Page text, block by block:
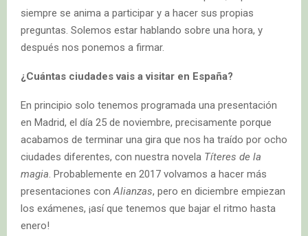
siempre se anima a participar y a hacer sus propias
preguntas. Solemos estar hablando sobre una hora, y
después nos ponemos a firmar.
¿Cuántas ciudades vais a visitar en España?
En principio solo tenemos programada una presentación
en Madrid, el día 25 de noviembre, precisamente porque
acabamos de terminar una gira que nos ha traído por ocho
ciudades diferentes, con nuestra novela Títeres de la
magia. Probablemente en 2017 volvamos a hacer más
presentaciones conAlianzas, pero en diciembre empiezan
los exámenes, ¡así que tenemos que bajar el ritmo hasta
enero!